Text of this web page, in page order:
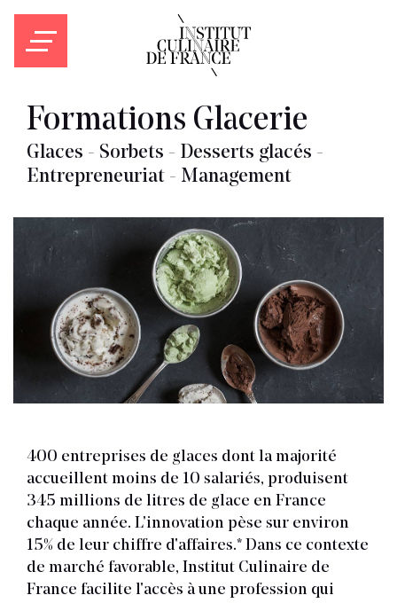
Formations Glacerie
Glaces - Sorbets - Desserts glacés -
Entrepreneuriat - Management
400 entreprises de glaces dont la majorité
accueillent moins de 10 salariés, produisent
345 millions de litres de glace en France
chaque année. L'innovation pèse sur environ
15% de leur chiffre d'affaires.* Dans ce contexte
de marché favorable, Institut Culinaire de
France facilite l'accès à une profession qui